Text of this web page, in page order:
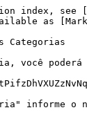
index,
as
Categorias
poderá ir
informe o